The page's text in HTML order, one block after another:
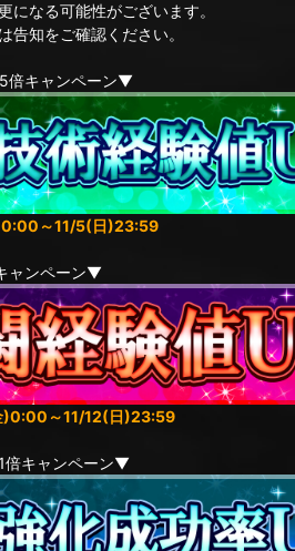
になる可能性がございます。
告知をご確認ください。
倍キャンペーン▼
～11/5(日)23:59
ャンペーン▼
)0:00～11/12(日)23:59
倍キャンペーン▼